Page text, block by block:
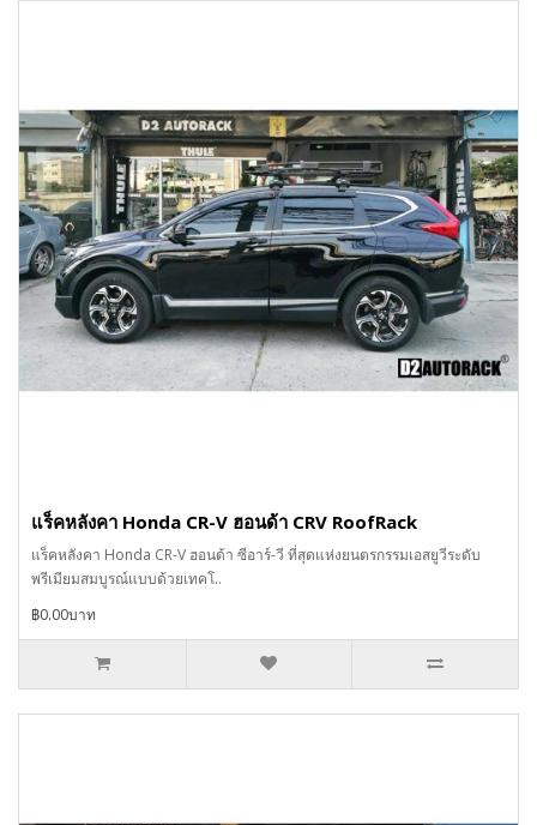
แร็คหลังคา Honda CR-V ฮอนด้า CRV RoofRack
แร็คหลังคา Honda CR-V ฮอนด้า ซีอาร์-วี ที่สุดแห่งยนตรกรรมเอสยูวีระดับ
พรีเมียมสมบูรณ์แบบด้วยเทคโ..
฿0.00บาท